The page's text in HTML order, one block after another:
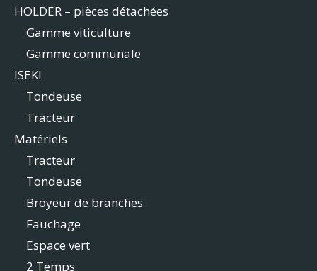
HOLDER – pièces détachées
Gamme viticulture
Gamme communale
ISEKI
Tondeuse
Tracteur
Matériels
Tracteur
Tondeuse
Broyeur de branches
Fauchage
Espace vert
2 Temps